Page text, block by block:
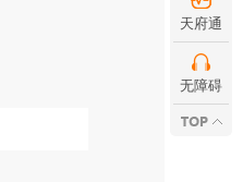
天府通
无障碍